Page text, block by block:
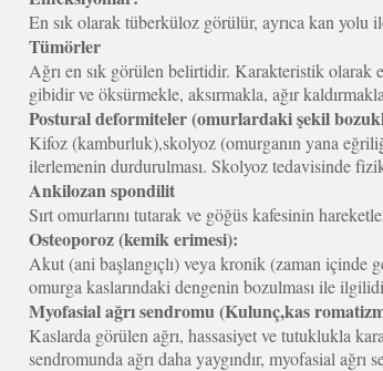
En sık olarak tüberküloz görülür, ayrıca kan yolu
Tümörler
Ağrı en sık görülen belirtidir. Karakteristik olarak
gibidir ve öksürmekle, aksırmakla, ağır
Postural deformiteler (omurlardaki şekil
Kifoz (kamburluk),skolyoz (omurganın yana
ilerlemenin durdurulması. Skolyoz tedavisinde
Ankilozan spondilit
Sırt omurlarını tutarak ve göğüs kafesinin
Osteoporoz (kemik erimesi):
Akut (ani başlangıçlı) veya kronik (zaman içinde
omurga kaslarındaki dengenin bozulması ile
Myofasial ağrı sendromu (Kulunç,kas
Kaslarda görülen ağrı, hassasiyet ve tutuklukla
sendromunda ağrı daha yaygındır, myofasial